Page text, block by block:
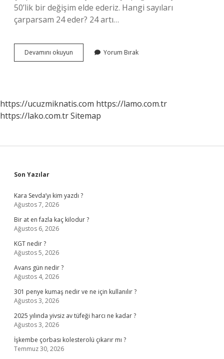
50’lik bir değişim elde ederiz. Hangi sayıları
çarparsam 24 eder? 24 artı…
Devamını okuyun
Ile
Yorum Bırak
https://ucuzmiknatis.com https://lamo.com.tr
https://lako.com.trSitemap
Sidebar
Son Yazılar
Kara Sevda’yı kim yazdı ?
Ağustos 7, 2026
Bir at en fazla kaç kilodur ?
Ağustos 6, 2026
KGT nedir ?
Ağustos 5, 2026
Avans gün nedir ?
Ağustos 4, 2026
301 penye kumaş nedir ve ne için kullanılır ?
Ağustos 3, 2026
2025 yılında yivsiz av tüfeği harcı ne kadar ?
Ağustos 3, 2026
İşkembe çorbası kolesterolü çıkarır mı ?
Temmuz 30, 2026